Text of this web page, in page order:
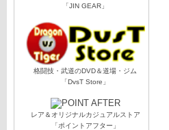
「JIN GEAR」
格闘技・武道のDVD＆道場・ジム
「DvsT Store」
レア＆オリジナルカジュアルストア
「ポイントアフター」